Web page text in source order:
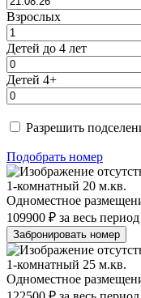
Взрослых
Детей до 4 лет
Детей 4+
Разрешить
Подобрать номер
1-комнатный 20 м.кв.
Одноместное
109900 ₽ за весь период
1-комнатный 25 м.кв.
Одноместное